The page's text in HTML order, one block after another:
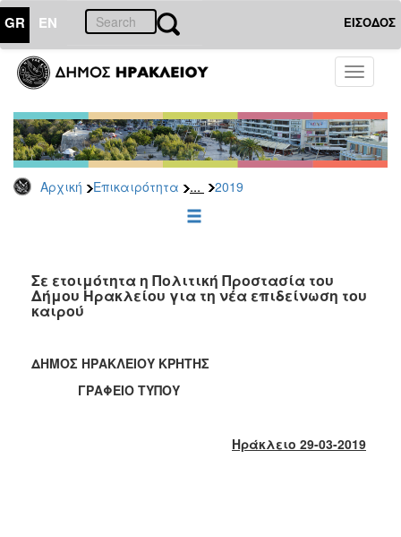
GR EN ΕΙΣΟΔΟΣ
Toggle
Αρχική Επικαιρότητα ... 2019
ΕΠΙΚΑΙΡΟΤΗΤΑ
Τύπου
Αρχείο
2026
2025
2022
2021
2019
2018
Σε ετοιμότητα η Πολιτική Προστασία του
Δήμου Ηρακλείου για τη νέα επιδείνωση του
καιρού
ΔΗΜΟΣ ΗΡΑΚΛΕΙΟΥ ΚΡΗΤΗΣ
ΓΡΑΦΕΙΟ ΤΥΠΟΥ
Ηράκλειο 29-03-2019